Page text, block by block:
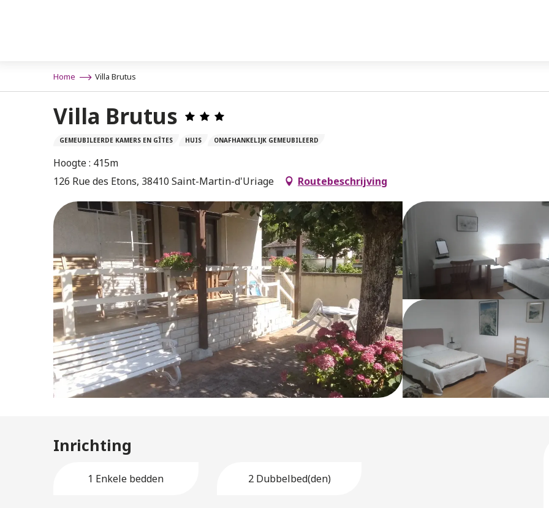
Home Villa Brutus
Villa Brutus
GEMEUBILEERDE KAMERS EN GÎTES HUIS ONAFHANKELIJK GEMEUBILEERD
Hoogte : 415m
126 Rue des Etons, 38410 Saint-Martin-d'Uriage
Routebeschrijving
Inrichting
1 Enkele bedden 2 Dubbelbed(den)